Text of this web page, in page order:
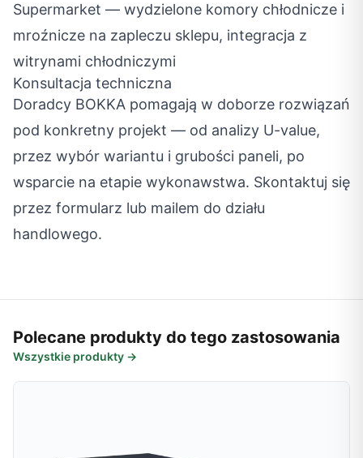
Supermarket — wydzielone komory chłodnicze i
mroźnicze na zapleczu sklepu, integracja z
witrynami chłodniczymi
Konsultacja techniczna
Doradcy BOKKA pomagają w doborze rozwiązań
pod konkretny projekt — od analizy U-value,
przez wybór wariantu i grubości paneli, po
wsparcie na etapie wykonawstwa. Skontaktuj się
przez formularz lub mailem do działu
handlowego.
Polecane produkty do tego zastosowania
Wszystkie produkty →